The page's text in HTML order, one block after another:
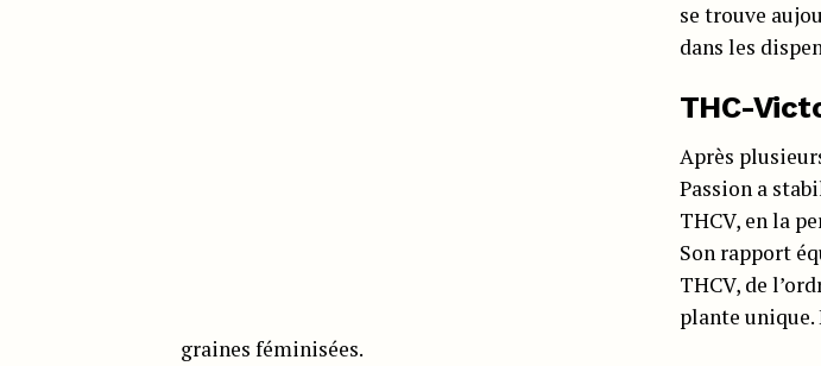
se trouve
dans les
THC-
Après
Passion a
THCV, en la
Son rapport
THCV, de
plante
graines féminisées.